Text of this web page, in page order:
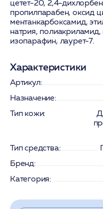
цетет-20, 2,4-
пропилпарабен, оксид
ментанкарбоксамид,
натрия,
изопарафин, лаурет-7.
Характеристики
Артикул:
Назначение:
Тип кожи:
Тип средства:
Бренд:
Категория: